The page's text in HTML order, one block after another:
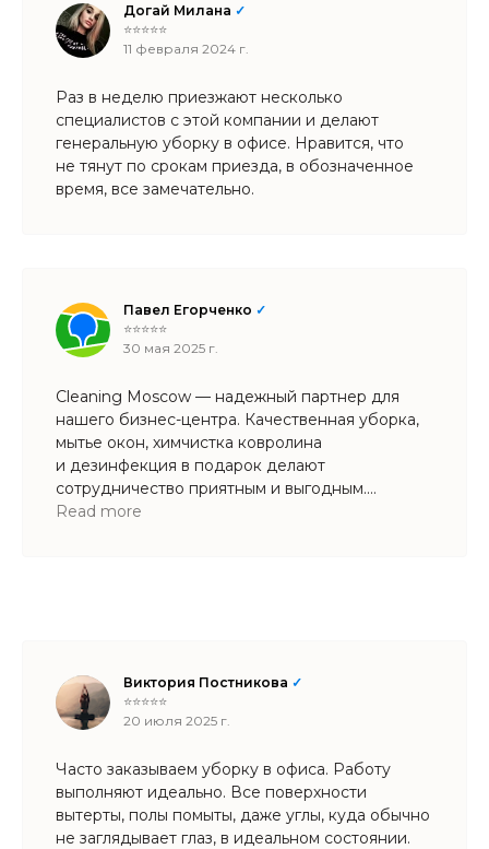
Догай Милана ✓
⭐⭐⭐⭐⭐
11 февраля 2024 г.
Раз в неделю приезжают несколько
специалистов с этой компании и делают
генеральную уборку в офисе. Нравится, что
не тянут по срокам приезда, в обозначенное
время, все замечательно.
​Павел Егорченко ✓
⭐⭐⭐⭐⭐
30 мая 2025 г.
Cleaning Moscow — надежный партнер для
нашего бизнес-центра. Качественная уборка,
мытье окон, химчистка ковролина
и дезинфекция в подарок делают
сотрудничество приятным и выгодным.
Рекомендуем!
Read more
Виктория Постникова ✓
⭐⭐⭐⭐⭐
20 июля 2025 г.
Часто заказываем уборку в офиса. Работу
выполняют идеально. Все поверхности
вытерты, полы помыты, даже углы, куда обычно
не заглядывает глаз, в идеальном состоянии.